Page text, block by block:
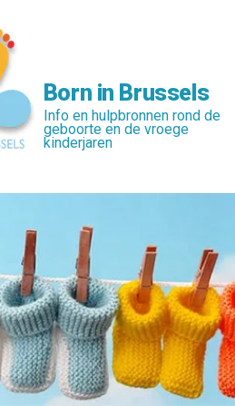
Born in Brussels
Info en hulpbronnen rond de
geboorte en de vroege
kinderjaren